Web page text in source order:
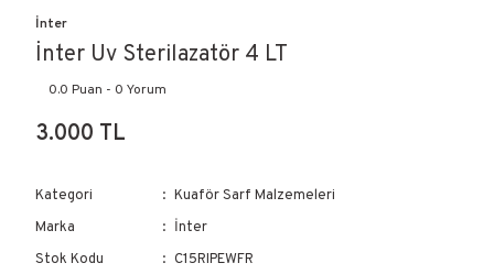
İnter
İnter Uv Sterilazatör 4 LT
0.0 Puan - 0 Yorum
3.000 TL
Kategori
Kuaför Sarf Malzemeleri
Marka
İnter
Stok Kodu
C15RIPEWFR